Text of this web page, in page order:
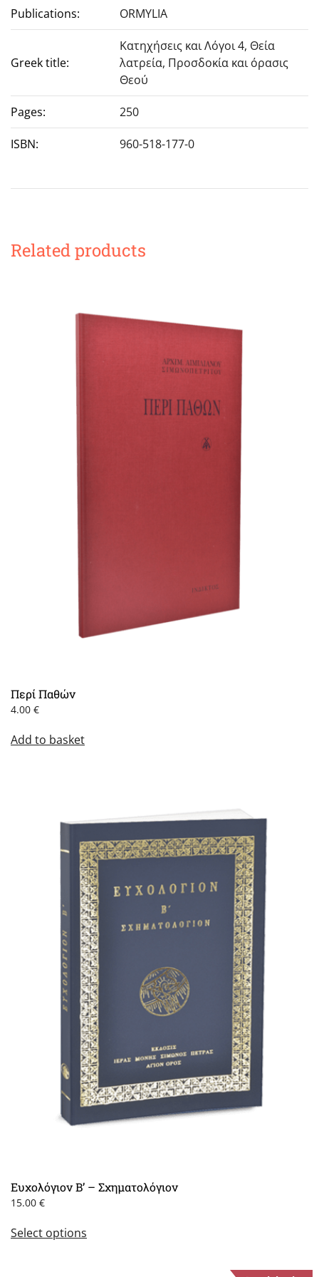
Publications: ORMYLIA
Greek title:
Κατηχήσεις και Λόγοι 4, Θεία
λατρεία, Προσδοκία και όρασις
Θεού
Pages: 250
ISBN: 960-518-177-0
Related products
Περί Παθών
4.00 €
Add to basket
Ευχολόγιον B’ – Σχηματολόγιον
15.00 €
Select optionsproduct